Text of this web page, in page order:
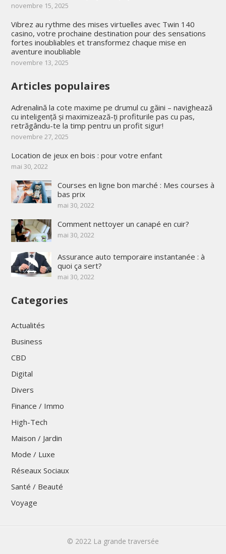
novembre 15, 2025
Vibrez au rythme des mises virtuelles avec Twin 140
casino, votre prochaine destination pour des sensations
fortes inoubliables et transformez chaque mise en
aventure inoubliable
novembre 13, 2025
Articles populaires
Adrenalină la cote maxime pe drumul cu găini – navighează
cu inteligență și maximizează-ți profiturile pas cu pas,
retrăgându-te la timp pentru un profit sigur!
novembre 27, 2025
Location de jeux en bois : pour votre enfant
mai 30, 2022
Courses en ligne bon marché : Mes courses à
bas prix
mai 30, 2022
Comment nettoyer un canapé en cuir?
mai 30, 2022
Assurance auto temporaire instantanée : à
quoi ça sert?
mai 30, 2022
Categories
Actualités
Business
CBD
Digital
Divers
Finance / Immo
High-Tech
Maison / Jardin
Mode / Luxe
Réseaux Sociaux
Santé / Beauté
Voyage
© 2022 La grande traversée